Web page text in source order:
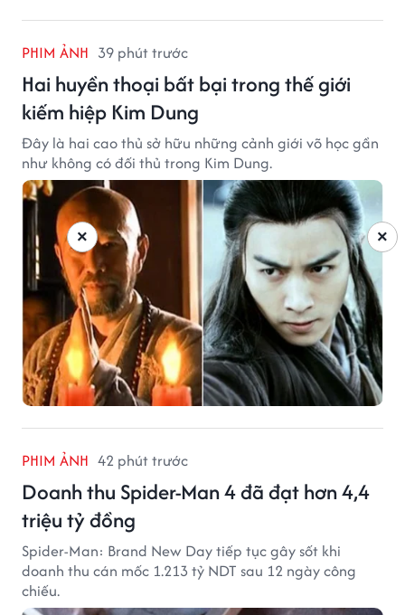
PHIM ẢNH 39 phút trước
Hai huyền thoại bất bại trong thế giới
kiếm hiệp Kim Dung
Đây là hai cao thủ sở hữu những cảnh giới võ học gần
như không có đối thủ trong Kim Dung.
PHIM ẢNH 42 phút trước
Doanh thu Spider-Man 4 đã đạt hơn 4,4
triệu tỷ đồng
Spider-Man: Brand New Day tiếp tục gây sốt khi
doanh thu cán mốc 1.213 tỷ NDT sau 12 ngày công
chiếu.
×
×